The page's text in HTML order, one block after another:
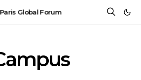
Paris Global Forum